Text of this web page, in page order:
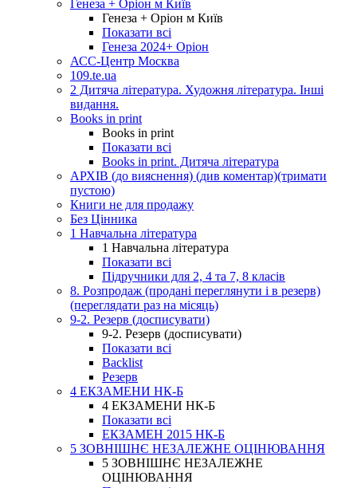
Генеза + Оріон м Київ
Генеза + Оріон м Київ
Показати всі
Генеза 2024+ Оріон
АСС-Центр Москва
109.te.ua
2 Дитяча література. Художня література. Інші
видання.
Books in print
Books in print
Показати всі
Books in print. Дитяча література
АРХІВ (до вияснення) (див коментар)(тримати
пустою)
Книги не для продажу
Без Цінника
1 Навчальна література
1 Навчальна література
Показати всі
Підручники для 2, 4 та 7, 8 класів
8. Розпродаж (продані переглянути і в резерв)
(переглядати раз на місяць)
9-2. Резерв (досписувати)
9-2. Резерв (досписувати)
Показати всі
Backlist
Резерв
4 ЕКЗАМЕНИ НК-Б
4 ЕКЗАМЕНИ НК-Б
Показати всі
ЕКЗАМЕН 2015 НК-Б
5 ЗОВНІШНЄ НЕЗАЛЕЖНЕ ОЦІНЮВАННЯ
5 ЗОВНІШНЄ НЕЗАЛЕЖНЕ
ОЦІНЮВАННЯ